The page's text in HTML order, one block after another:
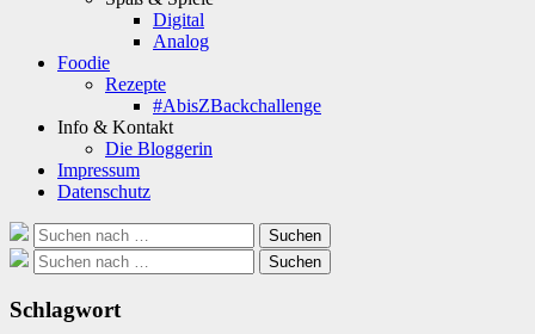
Digital
Analog
Foodie
Rezepte
#AbisZBackchallenge
Info & Kontakt
Die Bloggerin
Impressum
Datenschutz
Suche
nach:
Suchen
Suche
nach:
Suchen
Schlagwort